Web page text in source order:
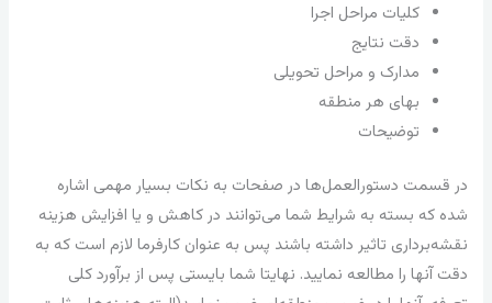
کلیات مراحل اجرا
دقت نتایج
مدارک و مراحل تحویلی
بهای هر منطقه
توضیحات
در قسمت دستور‌العمل‌ها در صفحات به نکات بسیار مهمی اشاره
شده که بسته به شرایط شما می‌توانند در کاهش و یا افزایش هزینه
نقشه‌برداری تاثیر داشته باشند پس به عنوان کارفرما لازم است که به
دقت آنها را مطالعه نمایید. نهایتا شما بایستی پس از برآورد کلی